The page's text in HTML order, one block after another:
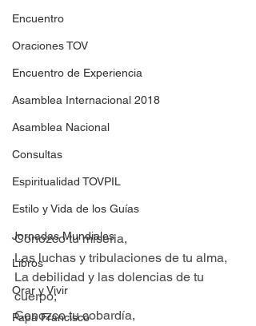
Encuentro
Oraciones TOV
Encuentro de Experiencia
Asamblea Internacional 2018
Asamblea Nacional
Consultas
Espiritualidad TOVPIL
Estilo y Vida de los Guías
Jornadas Mundiales
Libros
Orar y Vivir
Papa Francisco
Conozco tu miseria,
Las luchas y tribulaciones de tu alma,
La debilidad y las dolencias de tu
cuerpo;
Conozco tu cobardía,